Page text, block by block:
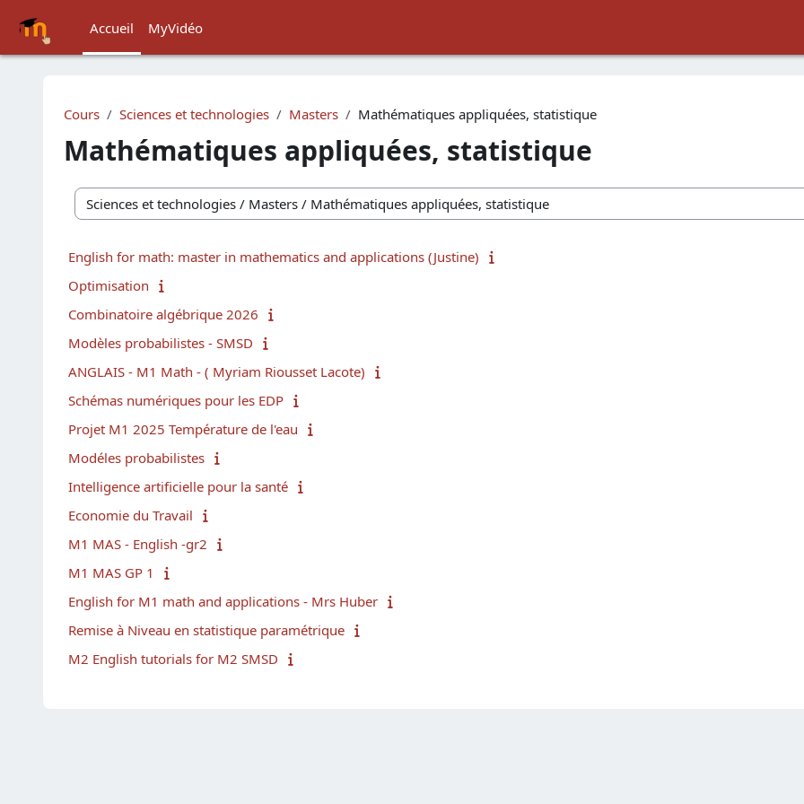
Accueil
MyVidéo
Cours Sciences et technologies Masters Mathématiques appliquées, statistique
Mathématiques appliquées, statistique
Catégories de cours
English for math: master in mathematics and applications (Justine)
Optimisation
Combinatoire algébrique 2026
Modèles probabilistes - SMSD
ANGLAIS - M1 Math - ( Myriam Riousset Lacote)
Schémas numériques pour les EDP
Projet M1 2025 Température de l'eau
Modéles probabilistes
Intelligence artificielle pour la santé
Economie du Travail
M1 MAS - English -gr2
M1 MAS GP 1
English for M1 math and applications - Mrs Huber
Remise à Niveau en statistique paramétrique
M2 English tutorials for M2 SMSD